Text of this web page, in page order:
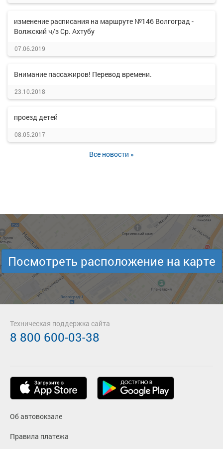
изменение расписания на маршруте №146 Волгоград -
Волжский ч/з Ср. Ахтубу
07.06.2019
Внимание пассажиров! Перевод времени.
23.10.2018
проезд детей
08.05.2017
Все новости »
Посмотреть расположение на карте
Об автовокзале
Правила платежа
Техническая поддержка сайта
8 800 600-03-38